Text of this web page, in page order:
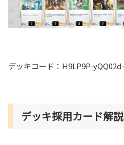
デッキコード：H9LP9P-
デッキ採用カード解説